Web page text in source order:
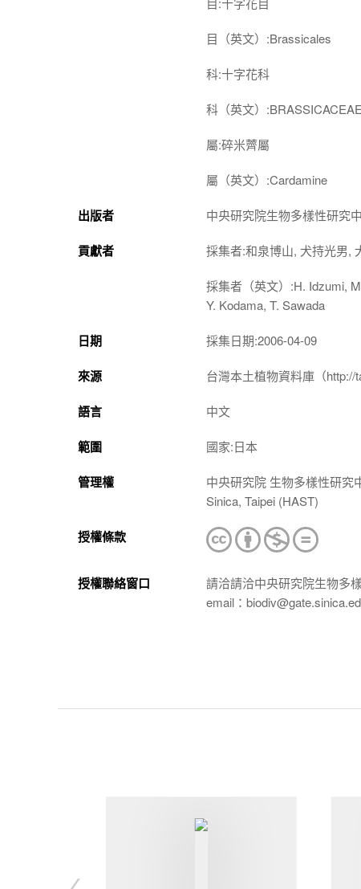
目（英文）:Brassicales
科:十字花科
科（英文）:BRASSICACEAE
屬:碎米薺屬
屬（英文）:Cardamine
出版者 中央研究院生物多樣性研究
貢獻者 採集者:和泉博山, 犬持光男,
採集者（英文）:H. Idzumi,
Y. Kodama, T. Sawada
日期 採集日期:2006-04-09
來源 台灣本土植物資料庫（http://
語言 中文
範圍 國家:日本
管理權
中央研究院 生物多樣性研究
Sinica, Taipei (HAST)
授權條款
授權聯絡窗口
請洽請洽中央研究院生物多
email：